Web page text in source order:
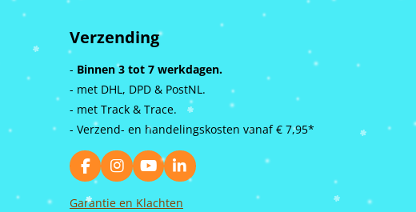
Verzending
- Binnen 3 tot 7 werkdagen.
- met DHL, DPD & PostNL.
- met Track & Trace.
- Verzend- en handelingskosten vanaf € 7,95*
F
a
c
I
n
s
Y
o
u
L
i
n
Garantie en Klachten